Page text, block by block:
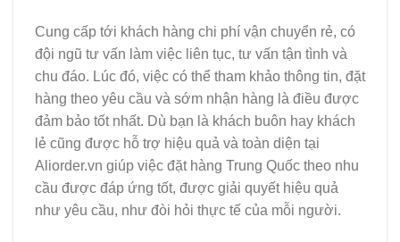
Cung cấp tới khách hàng chi phí vận chuyển rẻ, có
đội ngũ tư vấn làm việc liên tục, tư vấn tận tình và
chu đáo. Lúc đó, việc có thể tham khảo thông tin, đặt
hàng theo yêu cầu và sớm nhận hàng là điều được
đảm bảo tốt nhất. Dù bạn là khách buôn hay khách
lẻ cũng được hỗ trợ hiệu quả và toàn diện tại
Aliorder.vn giúp việc đặt hàng Trung Quốc theo nhu
cầu được đáp ứng tốt, được giải quyết hiệu quả
như yêu cầu, như đòi hỏi thực tế của mỗi người.